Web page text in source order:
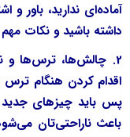
آماده‌ای ندارید، باور و
داشته باشید و نکات
2. چالش‌ها، ترس‌ها و
اقدام کردن هنگام
پس باید چیزهای جدید
باعث ناراحتی‌تان